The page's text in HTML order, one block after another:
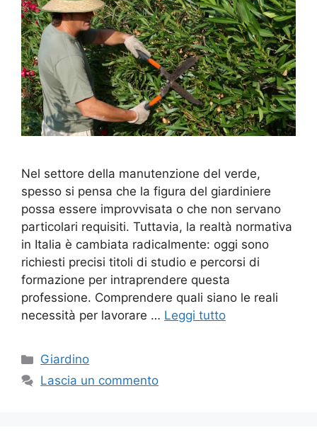
Nel settore della manutenzione del verde,
spesso si pensa che la figura del giardiniere
possa essere improvvisata o che non servano
particolari requisiti. Tuttavia, la realtà normativa
in Italia è cambiata radicalmente: oggi sono
richiesti precisi titoli di studio e percorsi di
formazione per intraprendere questa
professione. Comprendere quali siano le reali
necessità per lavorare … Leggi tutto
Categorie
Giardino
Lascia un commento